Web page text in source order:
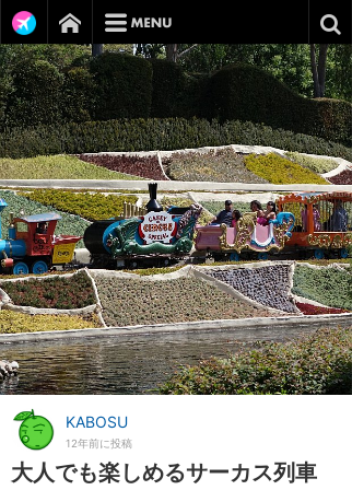
KABOSU
12年前に投稿
大人でも楽しめるサーカス列車